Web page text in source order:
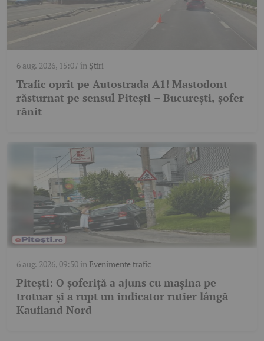
6 aug. 2026, 15:07în Știri
Trafic oprit pe Autostrada A1! Mastodont
răsturnat pe sensul Pitești – București, șofer
rănit
6 aug. 2026, 09:50în Evenimente trafic
Pitești: O șoferiță a ajuns cu mașina pe
trotuar și a rupt un indicator rutier lângă
Kaufland Nord